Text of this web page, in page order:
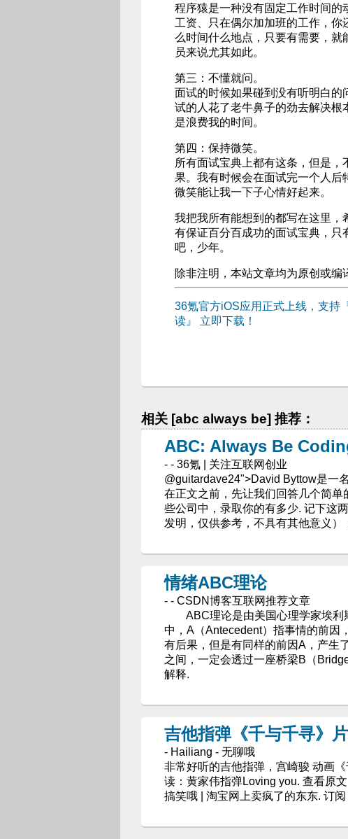
程序猿是一种没有固定工作时间的
工资、只在偶尔加加班的工作，
么时间什么地点，只要有需要，
员来说尤其如此。
第三：不懂就问。
面试的时候如果碰到没有听明白
试的人花了老牛鼻子的劲去解决
是浪费我的时间。
第四：保持微笑。
所有面试宝典上都有这条，但是
果。我有时候会在面试完一个人后
微笑能让我一下子心情好起来。
我把我所有能想到的都写在这里
有保证百分百成功的面试宝典，
吧，少年。
除非注明，本站文章均为原创或编
36氪官方iOS应用正式上线，支持
读』
立即下载！
相关 [abc always be] 推荐：
ABC: Always Be
- - 36氪 | 关注互联网创业
@guitardave24">David Byttow是一
在正文之前，先让我们回答几个简
些公司中，录取你的有多少. 记下这
发明，仅供参考，不具有其他意义）
情绪ABC理论
- - CSDN博客互联网推荐文章
ABC理论是由美国心理学家埃
中，A（Antecedent）指事情的前因
有后果，但是有同样的前因A，产生
之间，一定会透过一座桥梁B（
解释.
吉他指弹《千与千寻》
- Hailiang - 无聊哦
非常好听的吉他指弹，宫崎骏 动画
读：黄家伟指弹Loving you. 查看原
搞笑哦 | 淘宝网上卖疯了的东东. 订